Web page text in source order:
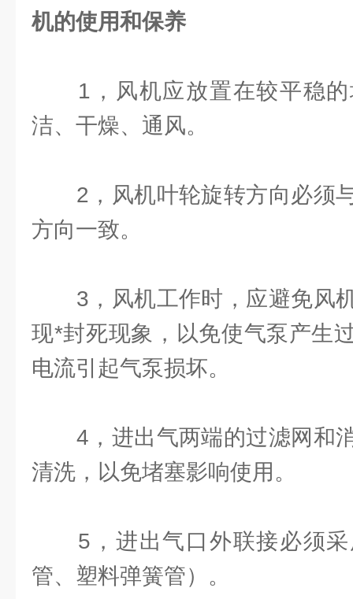
机的使用和保养
1，风机应放置在较平稳的
洁、干燥、通风。
2，风机叶轮旋转方向必须
方向一致。
3，风机工作时，应避免风
现*封死现象，以免使气泵产生
电流引起气泵损坏。
4，进出气两端的过滤网和
清洗，以免堵塞影响使用。
5，进出气口外联接必须采
管、塑料弹簧管）。